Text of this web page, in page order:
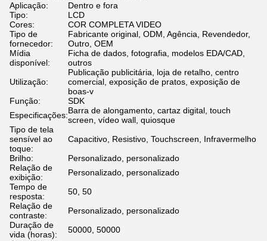
Aplicação:
Dentro e fora
Tipo:
LCD
Cores:
COR COMPLETA VIDEO
Tipo de
fornecedor:
Fabricante original, ODM, Agência, Revendedor,
Outro, OEM
Mídia
disponível:
Ficha de dados, fotografia, modelos EDA/CAD,
outros
Utilização:
Publicação publicitária, loja de retalho, centro
comercial, exposição de pratos, exposição de
boas-v
Função:
SDK
Especificações:Barra de alongamento, cartaz digital, touch
screen, vídeo wall, quiosque
Tipo de tela
sensível ao
toque:
Capacitivo, Resistivo, Touchscreen, Infravermelho
Brilho:
Personalizado, personalizado
Relação de
exibição:
Personalizado, personalizado
Tempo de
resposta:
50, 50
Relação de
contraste:
Personalizado, personalizado
Duração de
vida (horas):
50000, 50000